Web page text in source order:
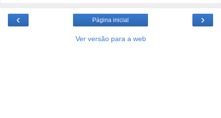
‹ ›
Página inicial
Ver versão para a web